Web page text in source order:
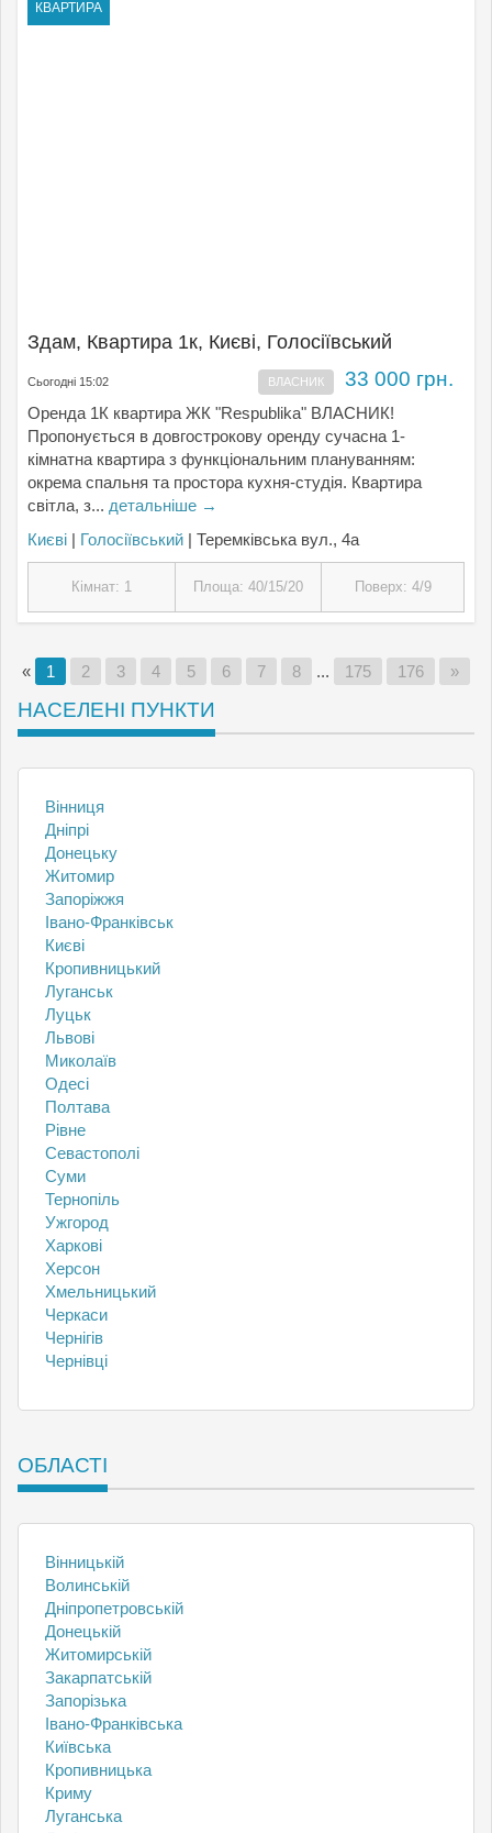
КВАРТИРА
Здам, Квартира 1к, Києвi, Голосіївський
Сьогодні 15:02 ВЛАСНИК 33 000 грн.
Оренда 1К квартира ЖК "Respublika" ВЛАСНИК!
Пропонується в довгострокову оренду сучасна 1-
кімнатна квартира з функціональним плануванням:
окрема спальня та простора кухня-студія. Квартира
світла, з... детальніше →
Києвi | Голосіївський | Теремківська вул., 4а
Кімнат: 1 Площа: 40/15/20 Поверх: 4/9
« 1 2 3 4 5 6 7 8 ... 175 176 »
НАСЕЛЕНІ ПУНКТИ
Вінниця
Дніпрі
Донецьку
Житомир
Запоріжжя
Івано-Франківськ
Києвi
Кропивницький
Луганськ
Луцьк
Львові
Миколаїв
Одесі
Полтава
Рівне
Севастополі
Суми
Тернопіль
Ужгород
Харкові
Херсон
Хмельницький
Черкаси
Чернігів
Чернівці
ОБЛАСТІ
Вінницькій
Волинській
Дніпропетровській
Донецькій
Житомирській
Закарпатській
Запорізька
Івано-Франківська
Київська
Кропивницька
Криму
Луганська